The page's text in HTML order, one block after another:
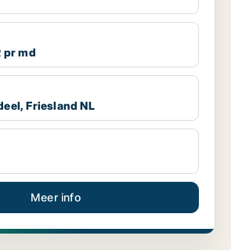
pr md
Friesland NL
Meer info